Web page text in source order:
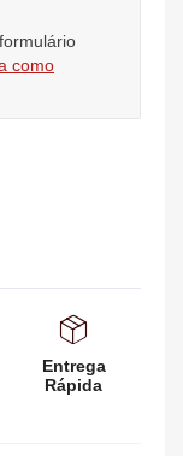
como
Entrega
Rápida